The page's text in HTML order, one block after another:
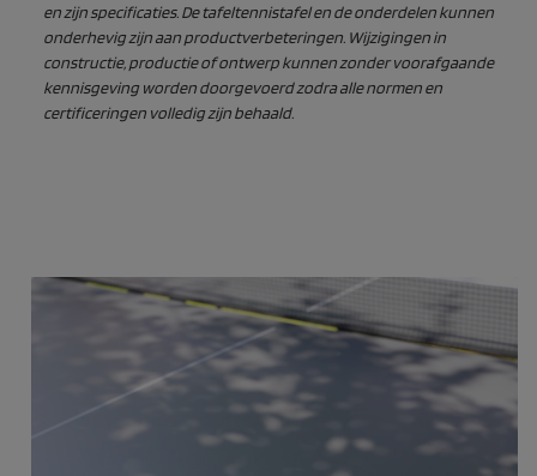
en zijn specificaties. De tafeltennistafel en de onderdelen kunnen
onderhevig zijn aan productverbeteringen. Wijzigingen in
constructie, productie of ontwerp kunnen zonder voorafgaande
kennisgeving worden doorgevoerd zodra alle normen en
certificeringen volledig zijn behaald.